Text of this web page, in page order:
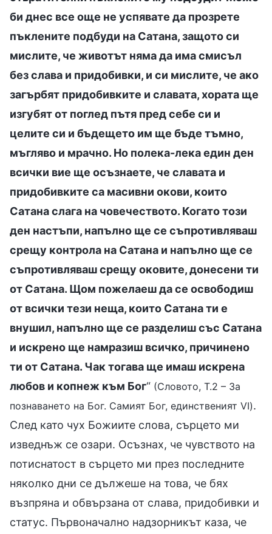
би днес все още не успявате да прозрете
пъклените подбуди на Сатана, защото си
мислите, че животът няма да има смисъл
без слава и придобивки, и си мислите, че ако
загърбят придобивките и славата, хората ще
изгубят от поглед пътя пред себе си и
целите си и бъдещето им ще бъде тъмно,
мъгляво и мрачно. Но полека-лека един ден
всички вие ще осъзнаете, че славата и
придобивките са масивни окови, които
Сатана слага на човечеството. Когато този
ден настъпи, напълно ще се съпротивляваш
срещу контрола на Сатана и напълно ще се
съпротивляваш срещу оковите, донесени ти
от Сатана. Щом пожелаеш да се освободиш
от всички тези неща, които Сатана ти е
внушил, напълно ще се разделиш със Сатана
и искрено ще намразиш всичко, причинено
ти от Сатана. Чак тогава ще имаш искрена
любов и копнеж към Бог“ (Словото, Т.2 – За
познаването на Бог. Самият Бог, единственият VI).
След като чух Божиите слова, сърцето ми
изведнъж се озари. Осъзнах, че чувството на
потиснатост в сърцето ми през последните
няколко дни се дължеше на това, че бях
възпряна и обвързана от слава, придобивки и
статус. Първоначално надзорникът каза, че